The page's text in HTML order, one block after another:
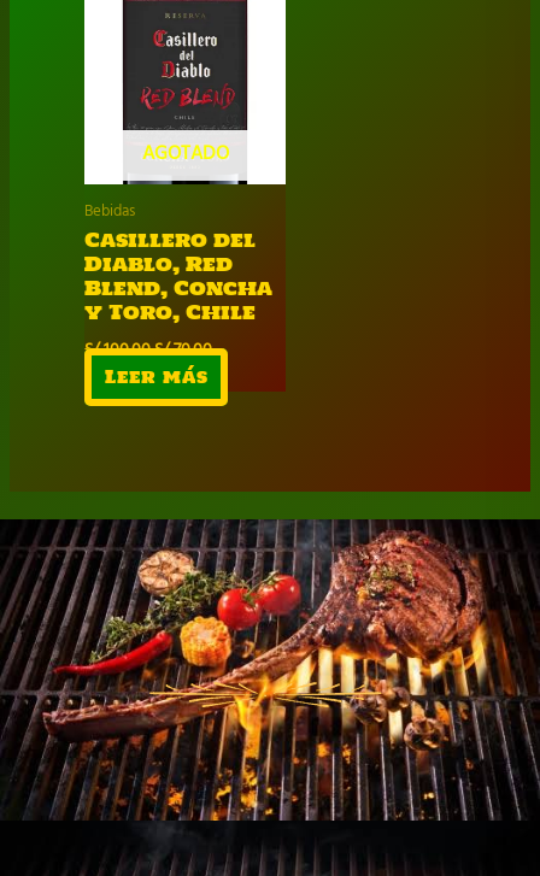
AGOTADO
Bebidas
Casillero del
Diablo, Red
Blend, Concha
y Toro, Chile
S/100.00El
precio
original
era:
S/70.00El
actual
es:
Leer más